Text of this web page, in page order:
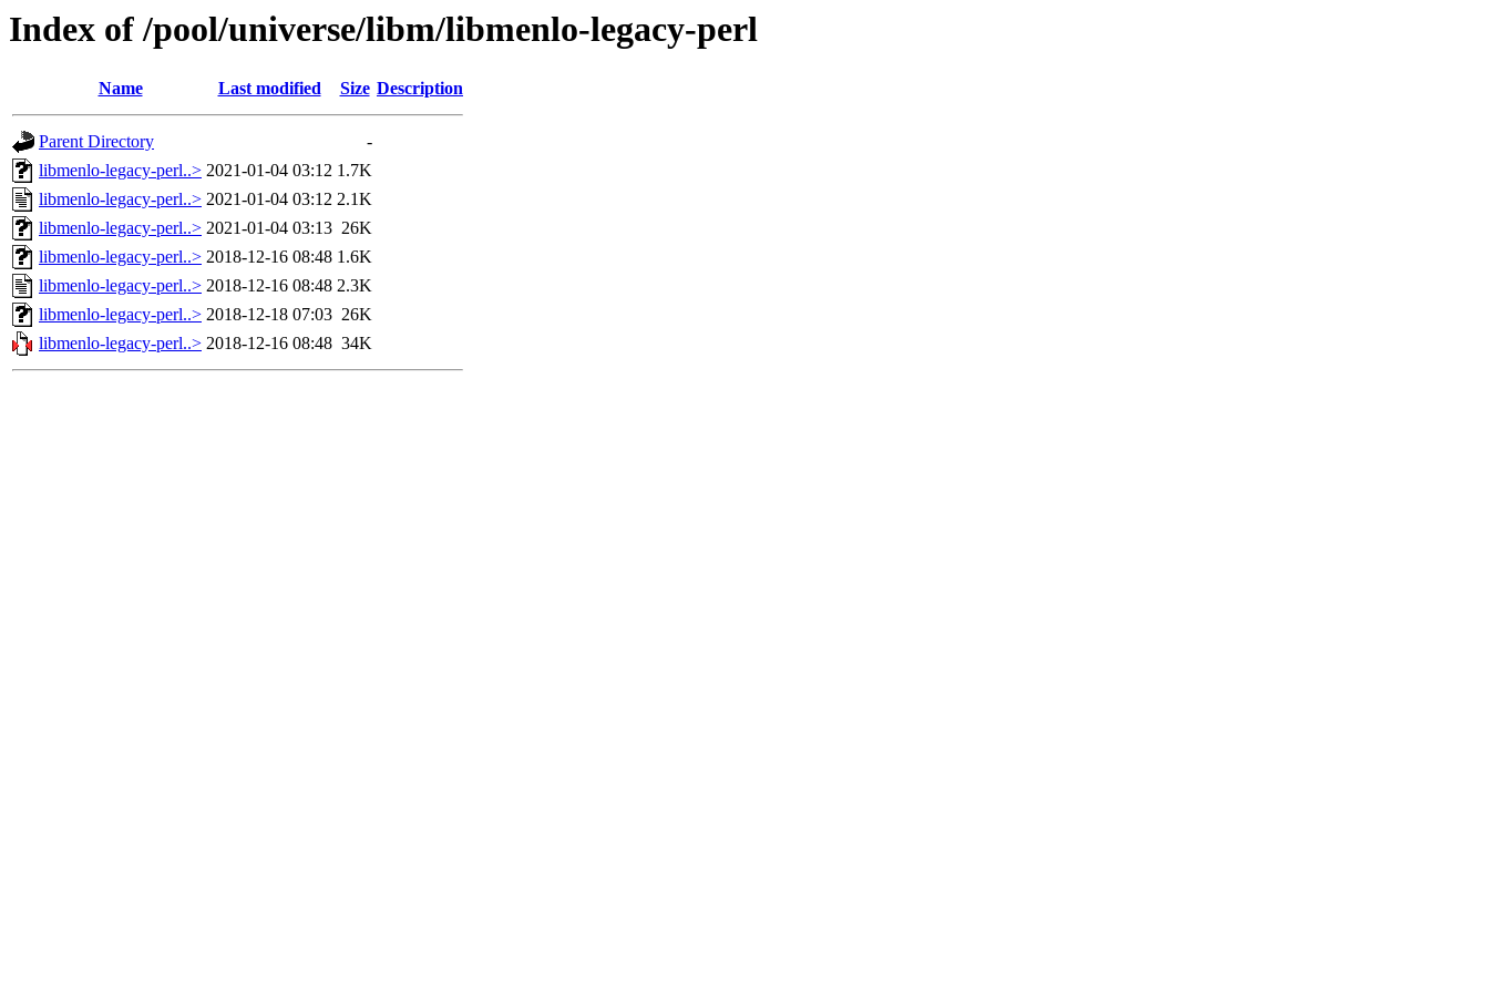
Index of /pool/universe/libm/libmenlo-legacy-perl
Name Last modified Size Description
Parent Directory
-
libmenlo-legacy-perl..> 2021-01-04 03:12 1.7K
libmenlo-legacy-perl..> 2021-01-04 03:12 2.1K
libmenlo-legacy-perl..> 2021-01-04 03:13 26K
libmenlo-legacy-perl..> 2018-12-16 08:48 1.6K
libmenlo-legacy-perl..> 2018-12-16 08:48 2.3K
libmenlo-legacy-perl..> 2018-12-18 07:03 26K
libmenlo-legacy-perl..> 2018-12-16 08:48 34K